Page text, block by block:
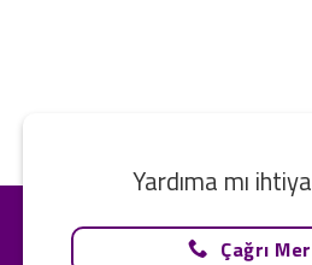
Yardıma mı
Çağrı